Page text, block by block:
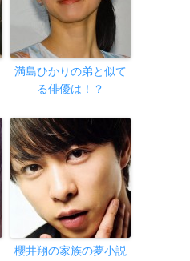
満島ひかりの弟と似て
る俳優は！？
櫻井翔の家族の夢小説